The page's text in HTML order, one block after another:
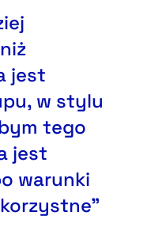
jest
w stylu
tego
jest
warunki